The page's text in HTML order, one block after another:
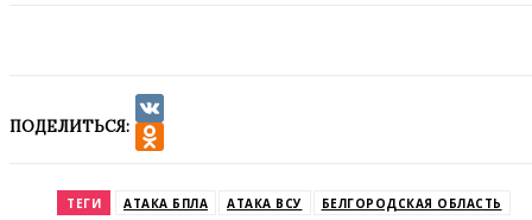
ПОДЕЛИТЬСЯ:
VK
ТЕГИ АТАКА БПЛА АТАКА ВСУ БЕЛГОРОДСКАЯ ОБЛАСТЬ